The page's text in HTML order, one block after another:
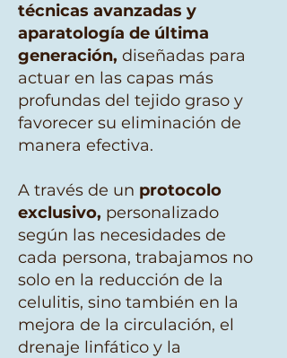
técnicas avanzadas y
aparatología de última
generación, diseñadas para
actuar en las capas más
profundas del tejido graso y
favorecer su eliminación de
manera efectiva.
A través de un protocolo
exclusivo, personalizado
según las necesidades de
cada persona, trabajamos no
solo en la reducción de la
celulitis, sino también en la
mejora de la circulación, el
drenaje linfático y la